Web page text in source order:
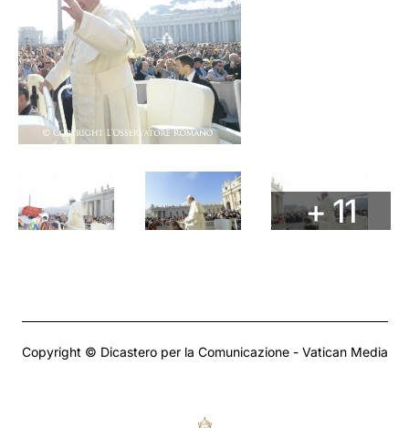
+ 11
Copyright © Dicastero per la Comunicazione - Vatican Media